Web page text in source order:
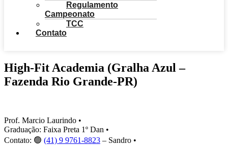
Regulamento
Campeonato
TCC
Contato
High-Fit Academia (Gralha Azul –
Fazenda Rio Grande-PR)
Prof. Marcio Laurindo •
Graduação: Faixa Preta 1º Dan •
Contato: 🟢 (41) 9 9761-8823 – Sandro •